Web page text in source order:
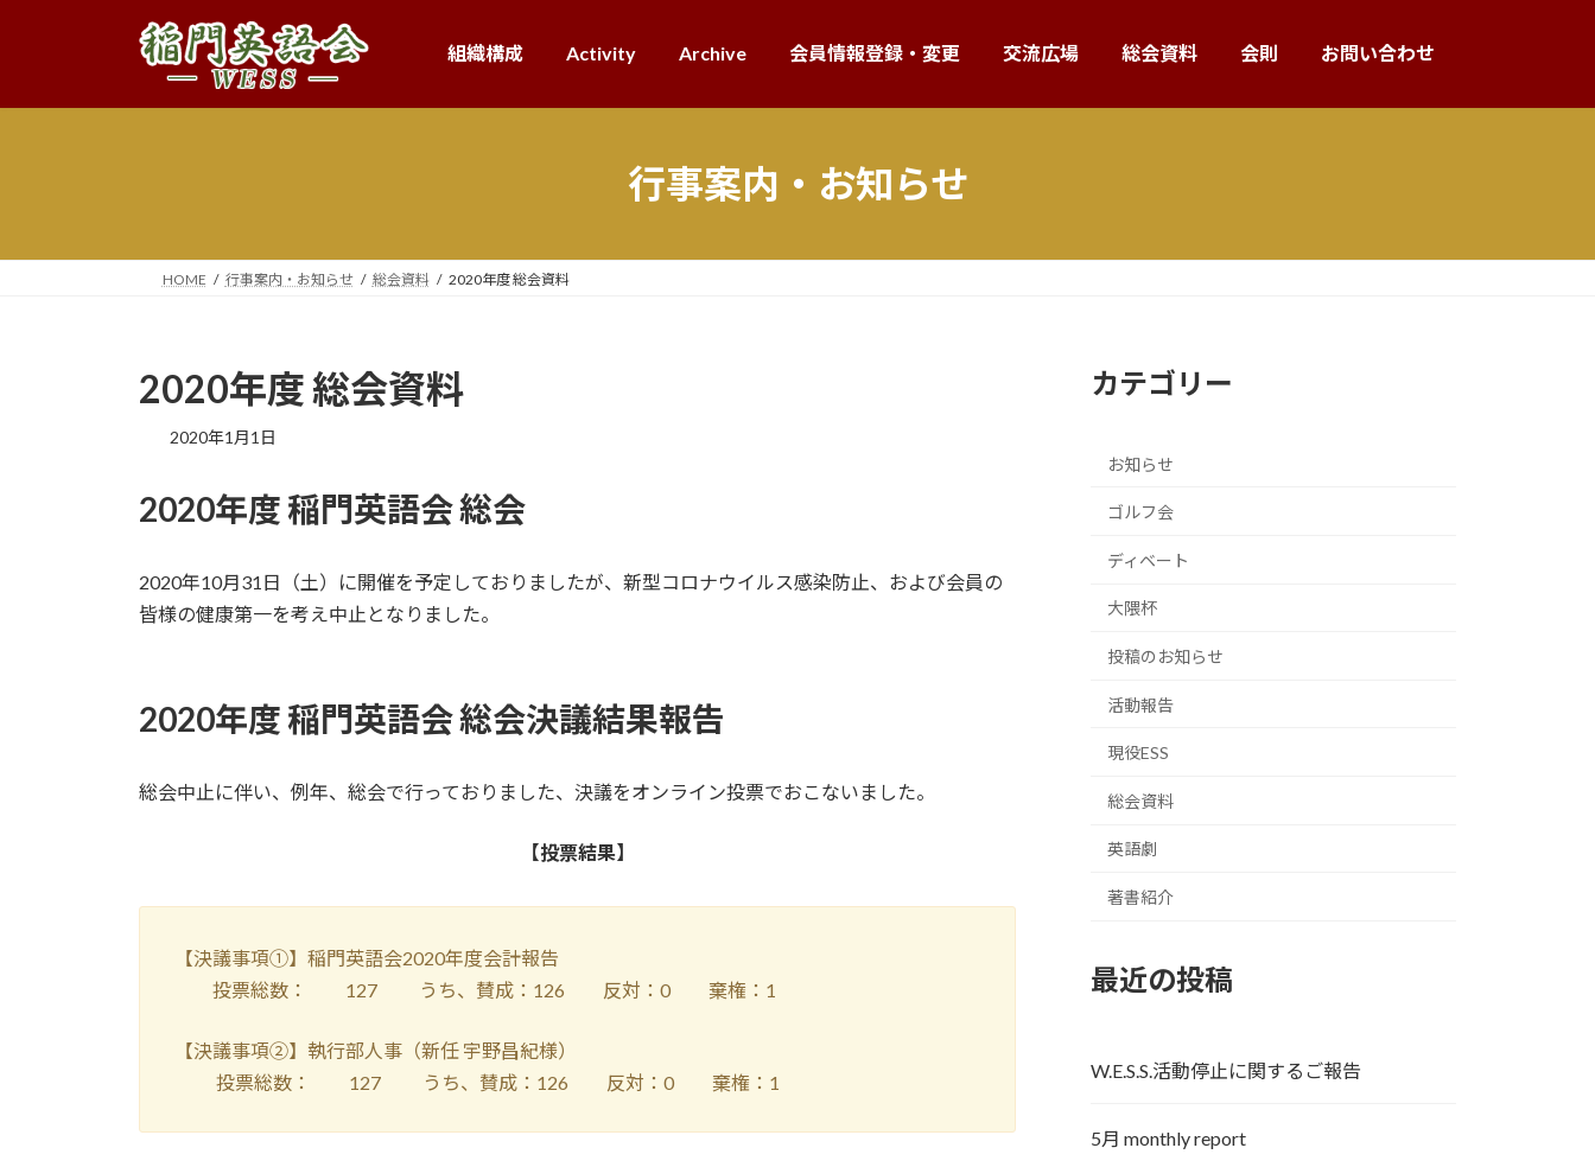
組織構成 Activity Archive 会員情報登録・変更 交流広場 総会資料 会則 お問い合わせ
行事案内・お知らせ
HOME 行事案内・お知らせ 総会資料 2020年度 総会資料
2020年度 総会資料
2020年1月1日
2020年度 稲門英語会 総会
2020年10月31日（土）に開催を予定しておりましたが、新型コロナウイルス感染防止、および会員の
皆様の健康第一を考え中止となりました。
2020年度 稲門英語会 総会決議結果報告
総会中止に伴い、例年、総会で行っておりました、決議をオンライン投票でおこないました。
【投票結果】
【決議事項①】稲門英語会2020年度会計報告
投票総数： 127 うち、賛成：126 反対：0 棄権：1
【決議事項②】執行部人事（新任 宇野昌紀様）
投票総数： 127 うち、賛成：126 反対：0 棄権：1
カテゴリー
お知らせ
ゴルフ会
ディベート
大隈杯
投稿のお知らせ
活動報告
現役ESS
総会資料
英語劇
著書紹介
最近の投稿
W.E.S.S.活動停止に関するご報告
5月 monthly report